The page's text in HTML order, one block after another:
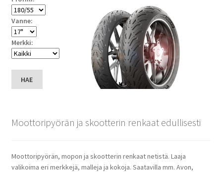
Vanne:
Merkki:
HAE
Moottoripyörän ja skootterin renkaat edullisesti
Moottoripyörän, mopon ja skootterin renkaat netistä. Laaja
valikoima eri merkkejä, malleja ja kokoja. Saatavilla mm. Avon,